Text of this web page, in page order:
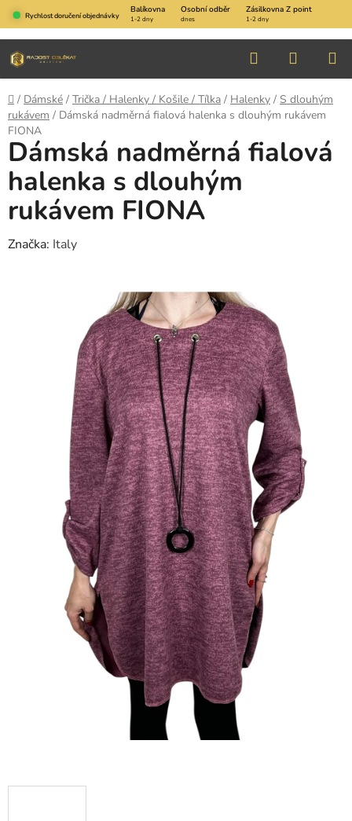
Přejít
na
obsah
Rychlost doručení objednávky
Balíkovna Osobní odběr Zásilkovna Z point
1-2 dny dnes 1-2 dny
Hledat
KOŠÍK
Domů
/ Dámské / Trička / Halenky / Košile / Tílka / Halenky / S dlouhým
rukávem / Dámská nadměrná fialová halenka s dlouhým rukávem
FIONA
Dámská nadměrná fialová
halenka s dlouhým
rukávem FIONA
Značka: Italy